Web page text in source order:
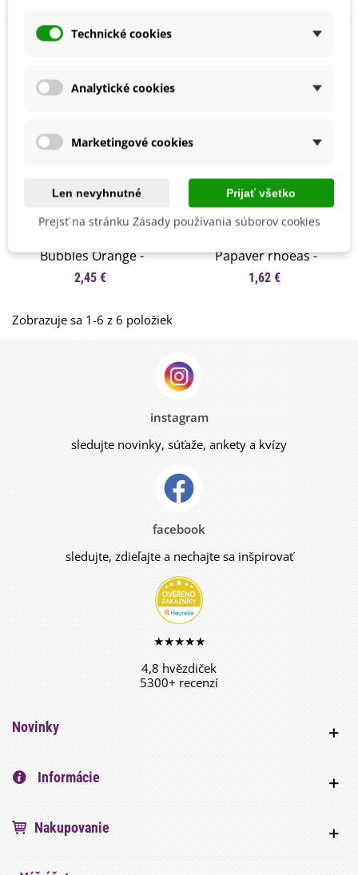
Bubbles Orange -
Papaver nudicaule -
2,45 €
Papaver rhoeas -
semená maku - 150 ks
1,62 €
Zobrazuje sa 1-6 z 6 položiek
instagram
sledujte novinky, súťaže, ankety a kvízy
facebook
sledujte, zdieľajte a nechajte sa inšpirovať
★★★★★
4,8 hvězdiček
5300+ recenzí
Novinky
Informácie
Nakupovanie
Technické cookies
Analytické cookies
Marketingové cookies
Len nevyhnutné Prijať všetko
Prejsť na stránku Zásady používania súborov cookies